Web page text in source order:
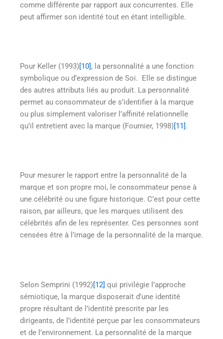
comme différente par rapport aux concurrentes. Elle
peut affirmer son identité tout en étant intelligible.
Pour Keller (1993) [10] , la personnalité a une fonction
symbolique ou d’expression de Soi. Elle se distingue
des autres attributs liés au produit. La personnalité
permet au consommateur de s’identifier à la marque
ou plus simplement valoriser l’affinité relationnelle
qu’il entretient avec la marque (Fournier, 1998) [11] .
Pour mesurer le rapport entre la personnalité de la
marque et son propre moi, le consommateur pense à
une célébrité ou une figure historique. C’est pour cette
raison, par ailleurs, que les marques utilisent des
célébrités afin de les représenter. Ces personnes sont
censées être à l’image de la personnalité de la marque.
Selon Semprini (1992)[12] qui privilégie l’approche
sémiotique, la marque disposerait d’une identité
propre résultant de l’identité prescrite par les
dirigeants, de l’identité perçue par les consommateurs
et de l’environnement. La personnalité de la marque